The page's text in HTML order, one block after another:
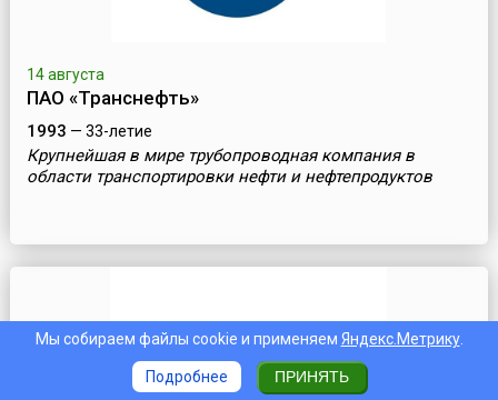
14 августа
ПАО «Транснефть»
1993 — 33-летие
Крупнейшая в мире трубопроводная компания в
области транспортировки нефти и нефтепродуктов
Мы собираем файлы cookie и применяем Яндекс.Метрику.
Подробнее ПРИНЯТЬ